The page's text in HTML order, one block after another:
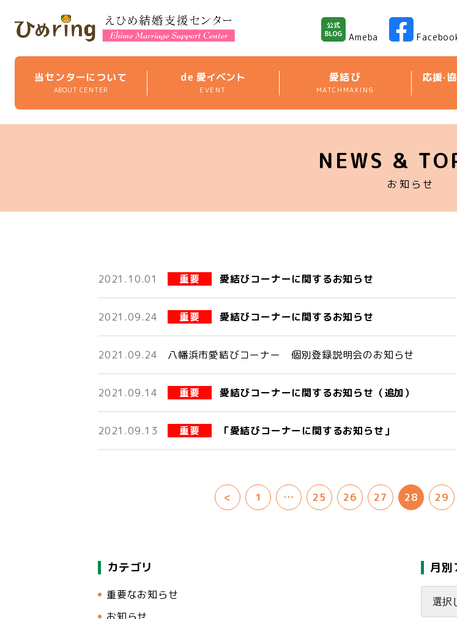
de 愛イベント
EVENT
愛結び
MATCHMAKING
当センターについて
ABOUT CENTER
応援·
Ameba
NEWS &
お知らせ
2021.10.01 重要 愛結びコーナーに関するお知らせ
2021.09.24 重要 愛結びコーナーに関するお知らせ
2021.09.24 八幡浜市愛結びコーナー 個別登録説明会のお知らせ
2021.09.14 重要 愛結びコーナーに関するお知らせ（追加）
2021.09.13 重要 「愛結びコーナーに関するお知らせ」
< 1 … 25 26 27 28 29
カテゴリ
重要なお知らせ
月別